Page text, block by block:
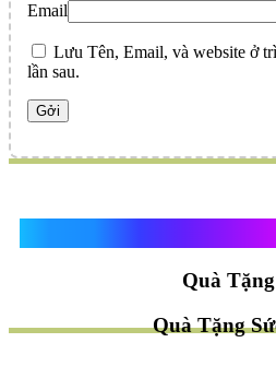
Email
Lưu Tên, Email, và website ở
lần sau.
Quà
Quà Tặng